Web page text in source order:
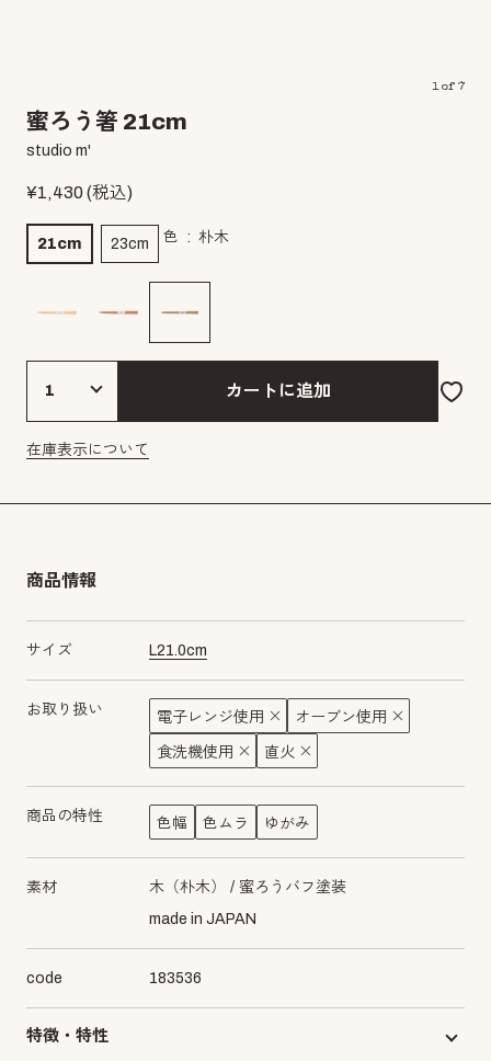
1of 7
蜜ろう箸 21cm
studio m'
¥1,430(税込)
21cm 23cm 色 朴木
カートに追加
在庫表示について
商品情報
サイズ L21.0cm
お取り扱い 電子レンジ使用 オーブン使用
食洗機使用 直火
商品の特性 色幅 色ムラ ゆがみ
素材 木（朴木）
蜜ろうバフ塗装
made in JAPAN
code 183536
特徴・特性